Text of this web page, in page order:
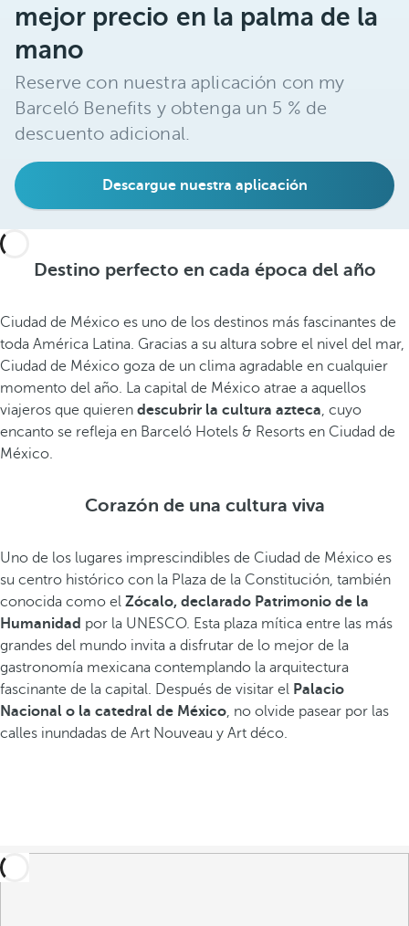
mejor precio en la palma de la
mano
Reserve con nuestra aplicación con my
Barceló Benefits y obtenga un 5 % de
descuento adicional.
Descargue nuestra aplicación
Destino perfecto en cada época del año
Ciudad de México es uno de los destinos más fascinantes de
toda América Latina. Gracias a su altura sobre el nivel del mar,
Ciudad de México goza de un clima agradable en cualquier
momento del año. La capital de México atrae a aquellos
viajeros que quieren descubrir la cultura azteca, cuyo
encanto se refleja en Barceló Hotels & Resorts en Ciudad de
México.
Corazón de una cultura viva
Uno de los lugares imprescindibles de Ciudad de México es
su centro histórico con la Plaza de la Constitución, también
conocida como el Zócalo, declarado Patrimonio de la
Humanidad por la UNESCO. Esta plaza mítica entre las más
grandes del mundo invita a disfrutar de lo mejor de la
gastronomía mexicana contemplando la arquitectura
fascinante de la capital. Después de visitar el Palacio
Nacional o la catedral de México, no olvide pasear por las
calles inundadas de Art Nouveau y Art déco.